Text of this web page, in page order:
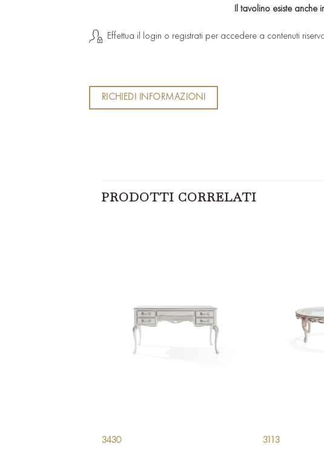
Il tavolino esiste
Effettua il login o registrati per accedere a contenuti
RICHIEDI INFORMAZIONI
PRODOTTI CORRELATI
3430 3113